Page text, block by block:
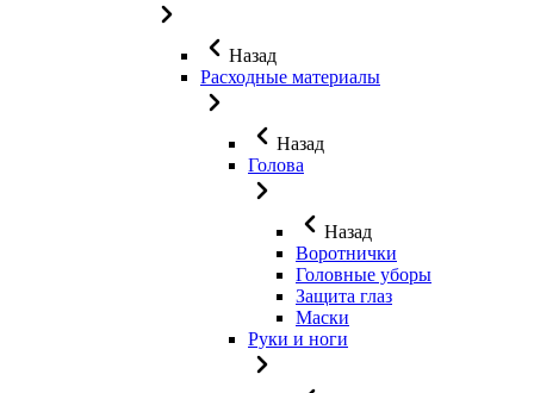
Назад
Расходные материалы
Назад
Голова
Назад
Воротнички
Головные уборы
Защита глаз
Маски
Руки и ноги